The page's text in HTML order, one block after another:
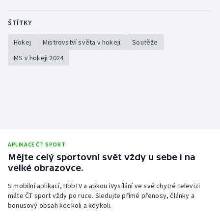
Olympijské hry
Parasport
Rychlostní kanoistika
Short track
Sportovní střelba
ŠTÍTKY
Hokej Mistrovství světa v hokeji
Soutěže
MS v hokeji 2024
APLIKACE ČT SPORT
Mějte celý sportovní svět vždy u sebe i na
velké obrazovce.
S mobilní aplikací, HbbTV a apkou iVysílání ve své chytré televizi
máte ČT sport vždy po ruce. Sledujte přímé přenosy, články a
bonusový obsah kdekoli a kdykoli.